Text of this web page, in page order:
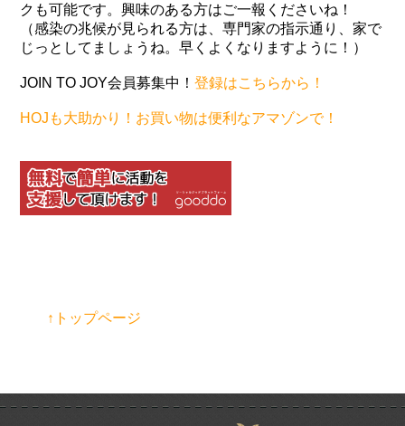
クも可能です。興味のある方はご一報くださいね！
（感染の兆候が見られる方は、専門家の指示通り、家で
じっとしてましょうね。早くよくなりますように！）
JOIN TO JOY会員募集中！登録はこちらから！
HOJも大助かり！お買い物は便利なアマゾンで！
↑トップページ